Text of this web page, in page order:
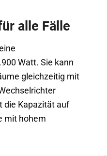
alle Fälle
Watt. Sie kann
gleichzeitig mit
die Kapazität auf
mit hohem